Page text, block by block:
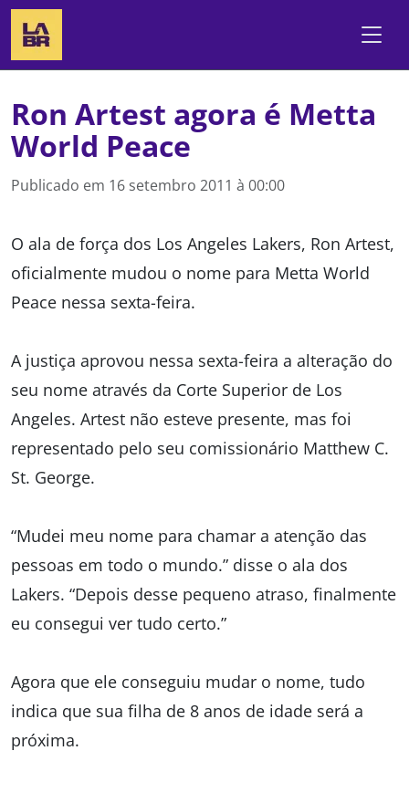
Ron Artest agora é Metta
World Peace
Publicado em 16 setembro 2011 à 00:00
O ala de força dos Los Angeles Lakers, Ron Artest,
oficialmente mudou o nome para Metta World
Peace nessa sexta-feira.
A justiça aprovou nessa sexta-feira a alteração do
seu nome através da Corte Superior de Los
Angeles. Artest não esteve presente, mas foi
representado pelo seu comissionário Matthew C.
St. George.
“Mudei meu nome para chamar a atenção das
pessoas em todo o mundo.” disse o ala dos
Lakers. “Depois desse pequeno atraso, finalmente
eu consegui ver tudo certo.”
Agora que ele conseguiu mudar o nome, tudo
indica que sua filha de 8 anos de idade será a
próxima.